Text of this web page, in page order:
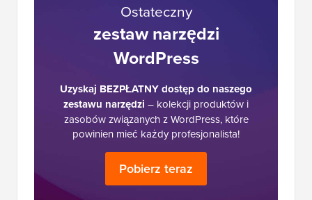
Ostateczny
zestaw narzędzi
WordPress
Uzyskaj BEZPŁATNY dostęp do naszego
zestawu narzędzi – kolekcji produktów i
zasobów związanych z WordPress, które
powinien mieć każdy profesjonalista!
Pobierz teraz